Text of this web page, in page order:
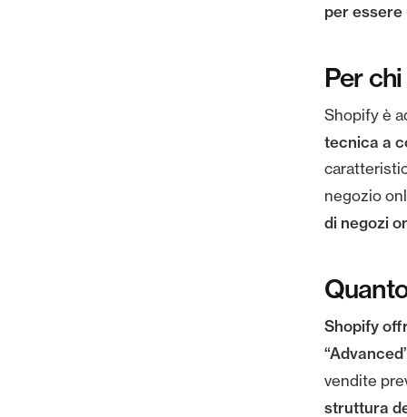
per essere
Per
Shopify è
tecnica a
negozio
di negozi
Shopify
vendite
struttura